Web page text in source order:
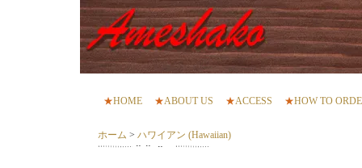
★HOME ★ABOUT US ★ACCESS ★HOW TO
ホーム > ハワイアン (Hawaiian)